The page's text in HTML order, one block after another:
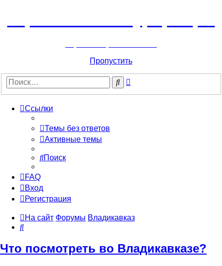
Пропустить
Поиск
Ссылки
Темы без ответов
Активные темы
Поиск
FAQ
Вход
Регистрация
На сайт Форумы Владикавказ
Поиск
Что посмотреть во Владикавказе?